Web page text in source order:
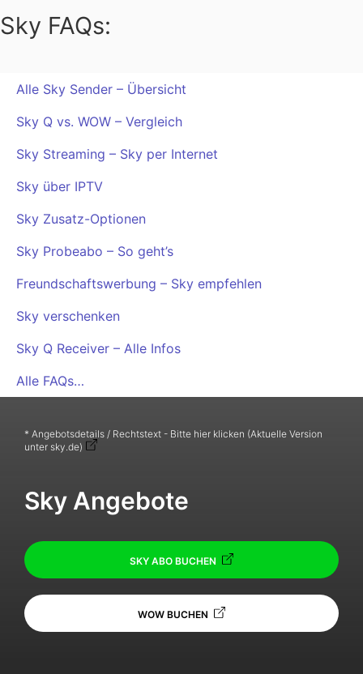
Sky FAQs:
Alle Sky Sender – Übersicht
Sky Q vs. WOW – Vergleich
Sky Streaming – Sky per Internet
Sky über IPTV
Sky Zusatz-Optionen
Sky Probeabo – So geht’s
Freundschaftswerbung – Sky empfehlen
Sky verschenken
Sky Q Receiver – Alle Infos
Alle FAQs…
* Angebotsdetails / Rechtstext - Bitte hier klicken (Aktuelle Version
unter sky.de)
Sky Angebote
SKY ABO BUCHEN
WOW BUCHEN